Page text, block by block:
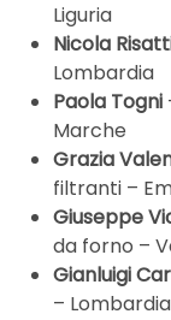
Liguria
Nicola
Lombardia
Paola Togni
Marche
Grazia
filtranti –
Giuseppe
da forno –
Gianluigi
– Lombardia